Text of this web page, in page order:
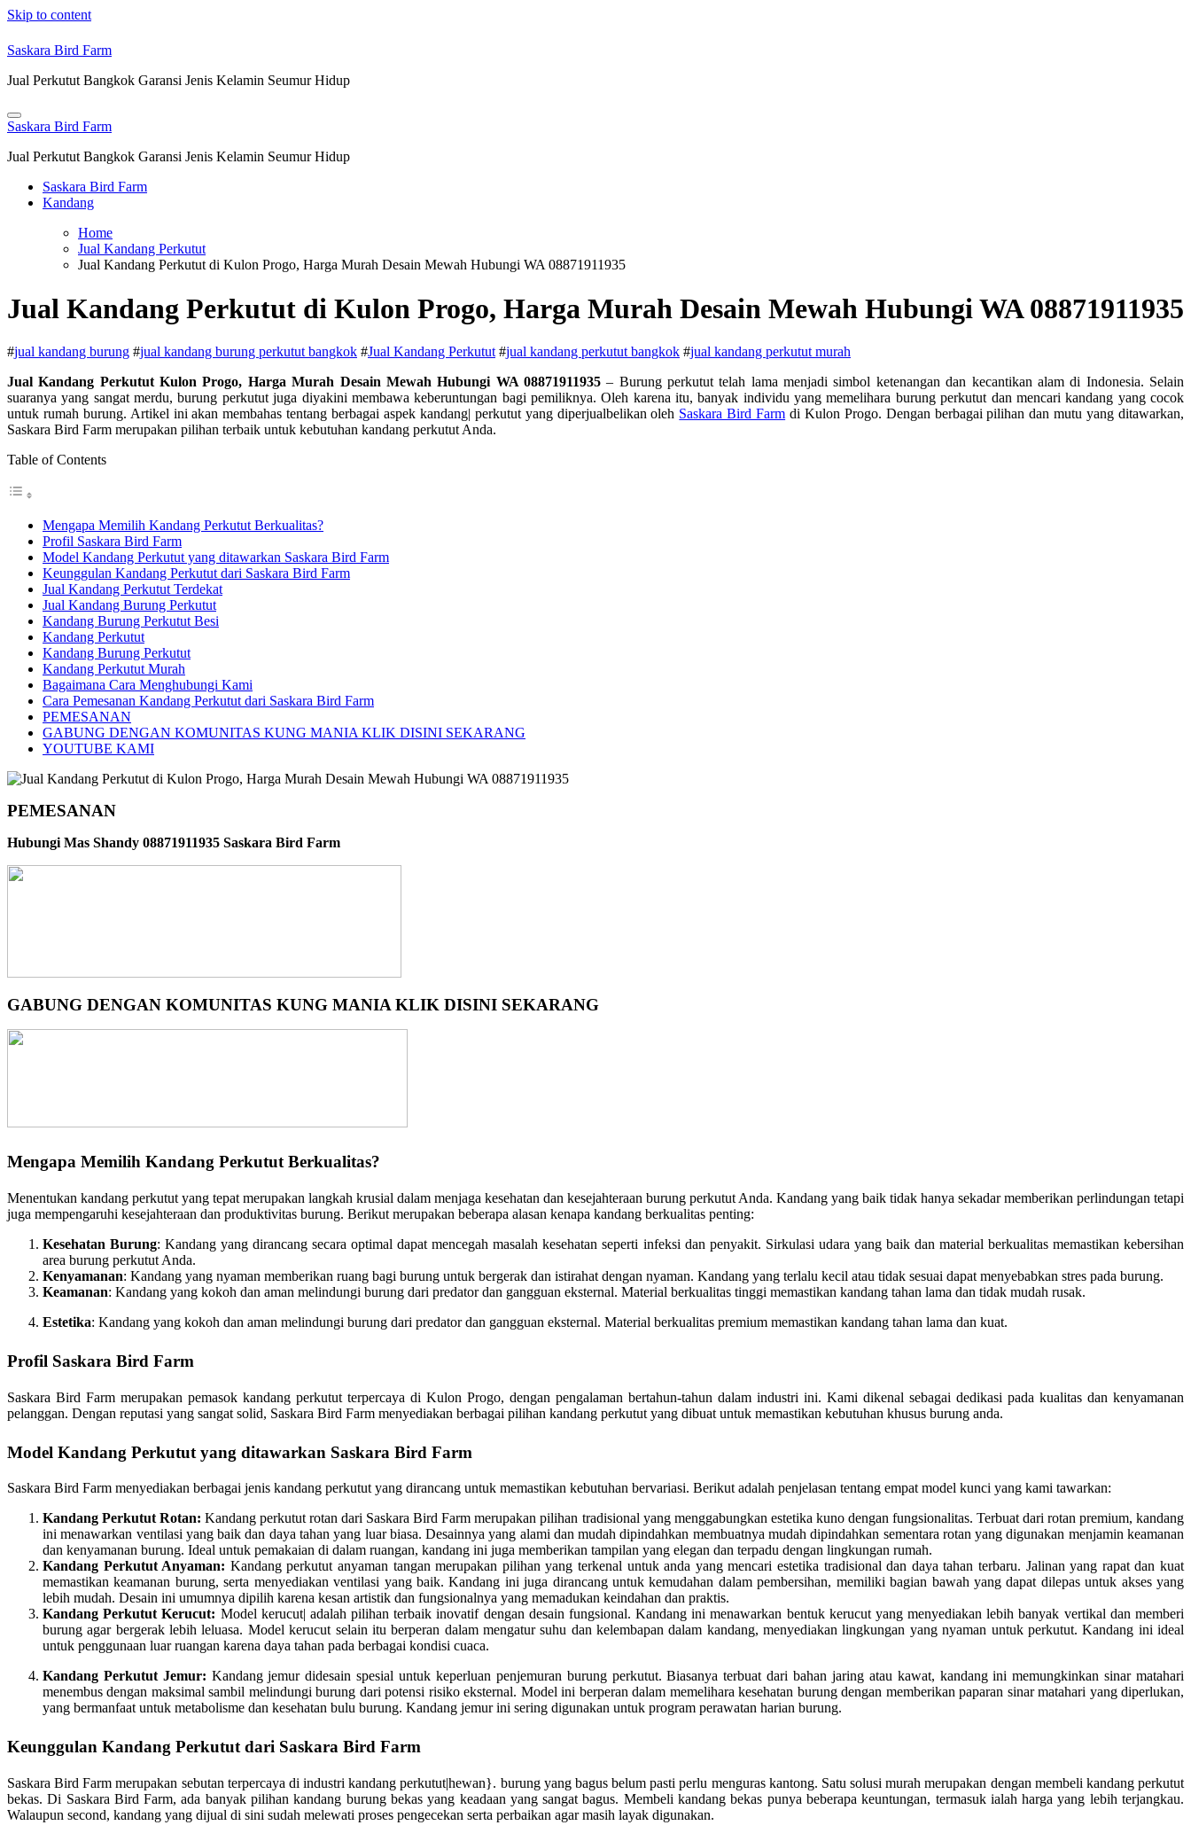
Skip to content
Saskara Bird Farm
Jual Perkutut Bangkok Garansi Jenis Kelamin Seumur Hidup
Saskara Bird Farm
Jual Perkutut Bangkok Garansi Jenis Kelamin Seumur Hidup
Saskara Bird Farm
Kandang
Home
Jual Kandang Perkutut
Jual Kandang Perkutut di Kulon Progo, Harga Murah Desain Mewah Hubungi WA 08871911935
Jual Kandang Perkutut di Kulon Progo, Harga Murah Desain Mewah Hubungi WA 08871911935
#jual kandang burung #jual kandang burung perkutut bangkok #Jual Kandang Perkutut #jual kandang perkutut bangkok #jual kandang perkutut murah
Jual Kandang Perkutut Kulon Progo, Harga Murah Desain Mewah Hubungi WA 08871911935– Burung perkutut telah lama menjadi simbol ketenangan dan kecantikan alam di Indonesia. Selain
suaranya yang sangat merdu, burung perkutut juga diyakini membawa keberuntungan bagi pemiliknya. Oleh karena itu, banyak individu yang memelihara burung perkutut dan mencari kandang yang cocok
untuk rumah burung. Artikel ini akan membahas tentang berbagai aspek kandang| perkutut yang diperjualbelikan oleh Saskara Bird Farm di Kulon Progo. Dengan berbagai pilihan dan mutu yang ditawarkan,
Saskara Bird Farm merupakan pilihan terbaik untuk kebutuhan kandang perkutut Anda.
Table of Contents
Mengapa Memilih Kandang Perkutut Berkualitas?
Profil Saskara Bird Farm
Model Kandang Perkutut yang ditawarkan Saskara Bird Farm
Keunggulan Kandang Perkutut dari Saskara Bird Farm
Jual Kandang Perkutut Terdekat
Jual Kandang Burung Perkutut
Kandang Burung Perkutut Besi
Kandang Perkutut
Kandang Burung Perkutut
Kandang Perkutut Murah
Bagaimana Cara Menghubungi Kami
Cara Pemesanan Kandang Perkutut dari Saskara Bird Farm
PEMESANAN
GABUNG DENGAN KOMUNITAS KUNG MANIA KLIK DISINI SEKARANG
YOUTUBE KAMI
PEMESANAN
Hubungi Mas Shandy 08871911935 Saskara Bird Farm
GABUNG DENGAN KOMUNITAS KUNG MANIA KLIK DISINI SEKARANG
Mengapa Memilih Kandang Perkutut Berkualitas?
Menentukan kandang perkutut yang tepat merupakan langkah krusial dalam menjaga kesehatan dan kesejahteraan burung perkutut Anda. Kandang yang baik tidak hanya sekadar memberikan perlindungan tetapi
juga mempengaruhi kesejahteraan dan produktivitas burung. Berikut merupakan beberapa alasan kenapa kandang berkualitas penting:
Kesehatan Burung: Kandang yang dirancang secara optimal dapat mencegah masalah kesehatan seperti infeksi dan penyakit. Sirkulasi udara yang baik dan material berkualitas memastikan kebersihan
area burung perkutut Anda.
Kenyamanan: Kandang yang nyaman memberikan ruang bagi burung untuk bergerak dan istirahat dengan nyaman. Kandang yang terlalu kecil atau tidak sesuai dapat menyebabkan stres pada burung.
Keamanan: Kandang yang kokoh dan aman melindungi burung dari predator dan gangguan eksternal. Material berkualitas tinggi memastikan kandang tahan lama dan tidak mudah rusak.
Estetika: Kandang yang kokoh dan aman melindungi burung dari predator dan gangguan eksternal. Material berkualitas premium memastikan kandang tahan lama dan kuat.
Profil Saskara Bird Farm
Saskara Bird Farm merupakan pemasok kandang perkutut terpercaya di Kulon Progo, dengan pengalaman bertahun-tahun dalam industri ini. Kami dikenal sebagai dedikasi pada kualitas dan kenyamanan
pelanggan. Dengan reputasi yang sangat solid, Saskara Bird Farm menyediakan berbagai pilihan kandang perkutut yang dibuat untuk memastikan kebutuhan khusus burung anda.
Model Kandang Perkutut yang ditawarkan Saskara Bird Farm
Saskara Bird Farm menyediakan berbagai jenis kandang perkutut yang dirancang untuk memastikan kebutuhan bervariasi. Berikut adalah penjelasan tentang empat model kunci yang kami tawarkan:
Kandang Perkutut Rotan: Kandang perkutut rotan dari Saskara Bird Farm merupakan pilihan tradisional yang menggabungkan estetika kuno dengan fungsionalitas. Terbuat dari rotan premium, kandang
ini menawarkan ventilasi yang baik dan daya tahan yang luar biasa. Desainnya yang alami dan mudah dipindahkan membuatnya mudah dipindahkan sementara rotan yang digunakan menjamin keamanan
dan kenyamanan burung. Ideal untuk pemakaian di dalam ruangan, kandang ini juga memberikan tampilan yang elegan dan terpadu dengan lingkungan rumah.
Kandang Perkutut Anyaman: Kandang perkutut anyaman tangan merupakan pilihan yang terkenal untuk anda yang mencari estetika tradisional dan daya tahan terbaru. Jalinan yang rapat dan kuat
memastikan keamanan burung, serta menyediakan ventilasi yang baik. Kandang ini juga dirancang untuk kemudahan dalam pembersihan, memiliki bagian bawah yang dapat dilepas untuk akses yang
lebih mudah. Desain ini umumnya dipilih karena kesan artistik dan fungsionalnya yang memadukan keindahan dan praktis.
Kandang Perkutut Kerucut: Model kerucut| adalah pilihan terbaik inovatif dengan desain fungsional. Kandang ini menawarkan bentuk kerucut yang menyediakan lebih banyak vertikal dan memberi
burung agar bergerak lebih leluasa. Model kerucut selain itu berperan dalam mengatur suhu dan kelembapan dalam kandang, menyediakan lingkungan yang nyaman untuk perkutut. Kandang ini ideal
untuk penggunaan luar ruangan karena daya tahan pada berbagai kondisi cuaca.
Kandang Perkutut Jemur: Kandang jemur didesain spesial untuk keperluan penjemuran burung perkutut. Biasanya terbuat dari bahan jaring atau kawat, kandang ini memungkinkan sinar matahari
menembus dengan maksimal sambil melindungi burung dari potensi risiko eksternal. Model ini berperan dalam memelihara kesehatan burung dengan memberikan paparan sinar matahari yang diperlukan,
yang bermanfaat untuk metabolisme dan kesehatan bulu burung. Kandang jemur ini sering digunakan untuk program perawatan harian burung.
Keunggulan Kandang Perkutut dari Saskara Bird Farm
Saskara Bird Farm merupakan sebutan terpercaya di industri kandang perkutut|hewan}. burung yang bagus belum pasti perlu menguras kantong. Satu solusi murah merupakan dengan membeli kandang perkutut
bekas. Di Saskara Bird Farm, ada banyak pilihan kandang burung bekas yang keadaan yang sangat bagus. Membeli kandang bekas punya beberapa keuntungan, termasuk ialah harga yang lebih terjangkau.
Walaupun second, kandang yang dijual di sini sudah melewati proses pengecekan serta perbaikan agar masih layak digunakan.